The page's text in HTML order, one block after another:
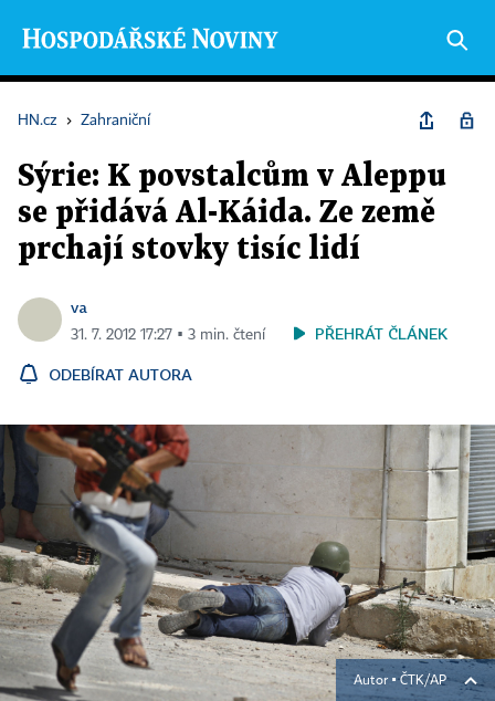
HN.cz › Zahraniční
Sýrie: K povstalcům v Aleppu
se přidává Al-Káida. Ze země
prchají stovky tisíc lidí
va
31. 7. 2012 17:27 ▪ 3 min. čtení PŘEHRÁT ČLÁNEK
ODEBÍRAT AUTORA
Autor ▪ČTK/AP